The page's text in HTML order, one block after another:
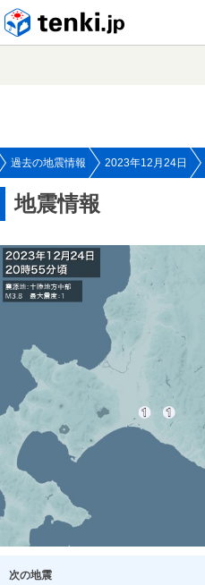
過去の地震情報 2023年12月24日
地震情報
次の地震